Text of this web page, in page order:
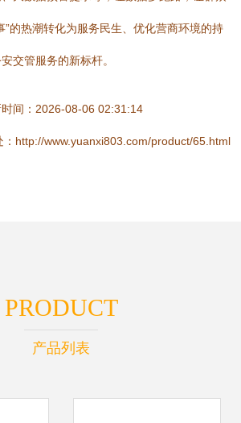
”的热潮转化为服务民生、优化营商环境的持
交管服务的新标杆。
间：2026-08-06 02:31:14
：http://www.yuanxi803.com/product/65.html
PRODUCT
产品列表